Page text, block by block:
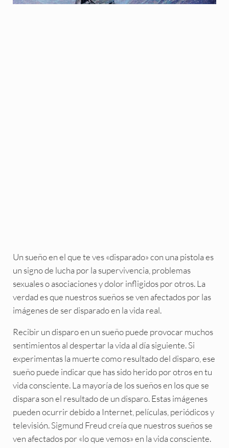
Un sueño en el que te ves «disparado» con una pistola es
un signo de lucha por la supervivencia, problemas
sexuales o asociaciones y dolor infligidos por otros. La
verdad es que nuestros sueños se ven afectados por las
imágenes de ser disparado en la vida real.
Recibir un disparo en un sueño puede provocar muchos
sentimientos al despertar la vida al día siguiente. Si
experimentas la muerte como resultado del disparo, ese
sueño puede indicar que has sido herido por otros en tu
vida consciente. La mayoría de los sueños en los que se
dispara son el resultado de un disparo. Estas imágenes
pueden ocurrir debido a Internet, películas, periódicos y
televisión. Sigmund Freud creía que nuestros sueños se
ven afectados por «lo que vemos» en la vida consciente.